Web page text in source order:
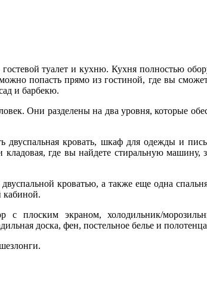
гостевой туалет и кухню. Кухня полностью
попасть прямо из гостиной, где вы
и барбекю.
Они разделены на два уровня, которые
двуспальная кровать, шкаф для одежды и
где вы найдете стиральную машину,
кроватью, а также еще одна
кабиной.
с плоским экраном, холодильник/
доска, фен, постельное белье и